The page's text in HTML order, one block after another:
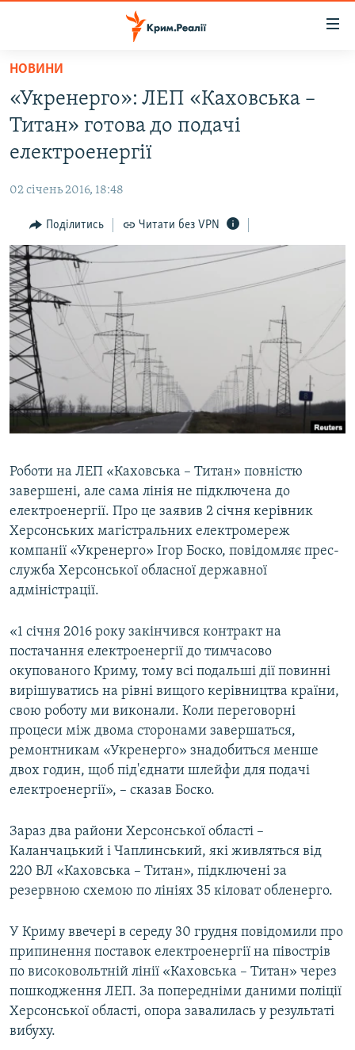
Перейти
основного
матеріалу
до
основної
Перейти
до
пошуку
ВОДА.КРИМ
БЛОГИ
ПОГЛЯД
ІНТЕРВ'Ю
ВСЕ ЗА ДЕНЬ
СПЕЦПРОЕКТИ
ДЕПОРТАЦІЯ
ВІДЕОУРОКИ «ELIFBE»
СВІДЧЕННЯ ОКУПАЦІЇ
УКРАЇНСЬКА ПРОБЛЕМА КРИМУ
ЯК ОБІЙТИ БЛОКУВАННЯ
Русский
Qırımtatar
Усі сайти RFE/RL
НОВИНИ
«Укренерго»: ЛЕП «Каховська –
Титан» готова до подачі
електроенергії
02 січень 2016, 18:48
Поділитись Читати без VPN
Роботи на ЛЕП «Каховська – Титан» повністю
завершені, але сама лінія не підключена до
електроенергії. Про це заявив 2 січня керівник
Херсонських магістральних електромереж
компанії «Укренерго» Ігор Боско, повідомляє прес-
служба Херсонської обласної державної
адміністрації.
«1 січня 2016 року закінчився контракт на
постачання електроенергії до тимчасово
окупованого Криму, тому всі подальші дії повинні
вирішуватись на рівні вищого керівництва країни,
свою роботу ми виконали. Коли переговорні
процеси між двома сторонами завершаться,
ремонтникам «Укренерго» знадобиться менше
двох годин, щоб під'єднати шлейфи для подачі
електроенергії», – сказав Боско.
Зараз два райони Херсонської області –
Каланчацький і Чаплинський, які живляться від
220 ВЛ «Каховська – Титан», підключені за
резервною схемою по лініях 35 кіловат обленерго.
У Криму ввечері в середу 30 грудня повідомили про
припинення поставок електроенергії на півострів
по високовольтній лінії «Каховська – Титан» через
пошкодження ЛЕП. За попередніми даними поліції
Херсонської області, опора завалилась у результаті
вибуху.